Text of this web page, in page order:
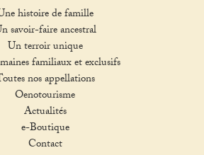
histoire de famille
savoir-faire ancestral
Un terroir unique
familiaux et exclusifs
nos appellations
Oenotourisme
Actualités
e-Boutique
Contact